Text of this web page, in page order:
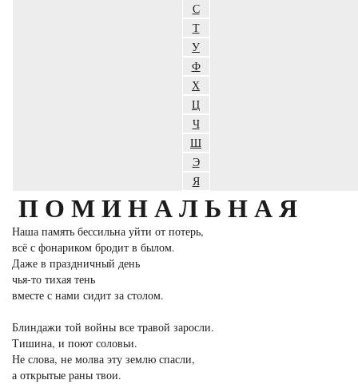
С
Т
У
Ф
Х
Ц
Ч
Ш
Э
Я
ПОМИНАЛЬНАЯ
Наша память бессильна уйти от потерь,
всё с фонариком бродит в былом.
Даже в праздничный день
чья-то тихая тень
вместе с нами сидит за столом.
Блиндажи той войны все травой заросли.
Тишина, и поют соловьи.
Не слова, не молва эту землю спасли,
а открытые раны твои.